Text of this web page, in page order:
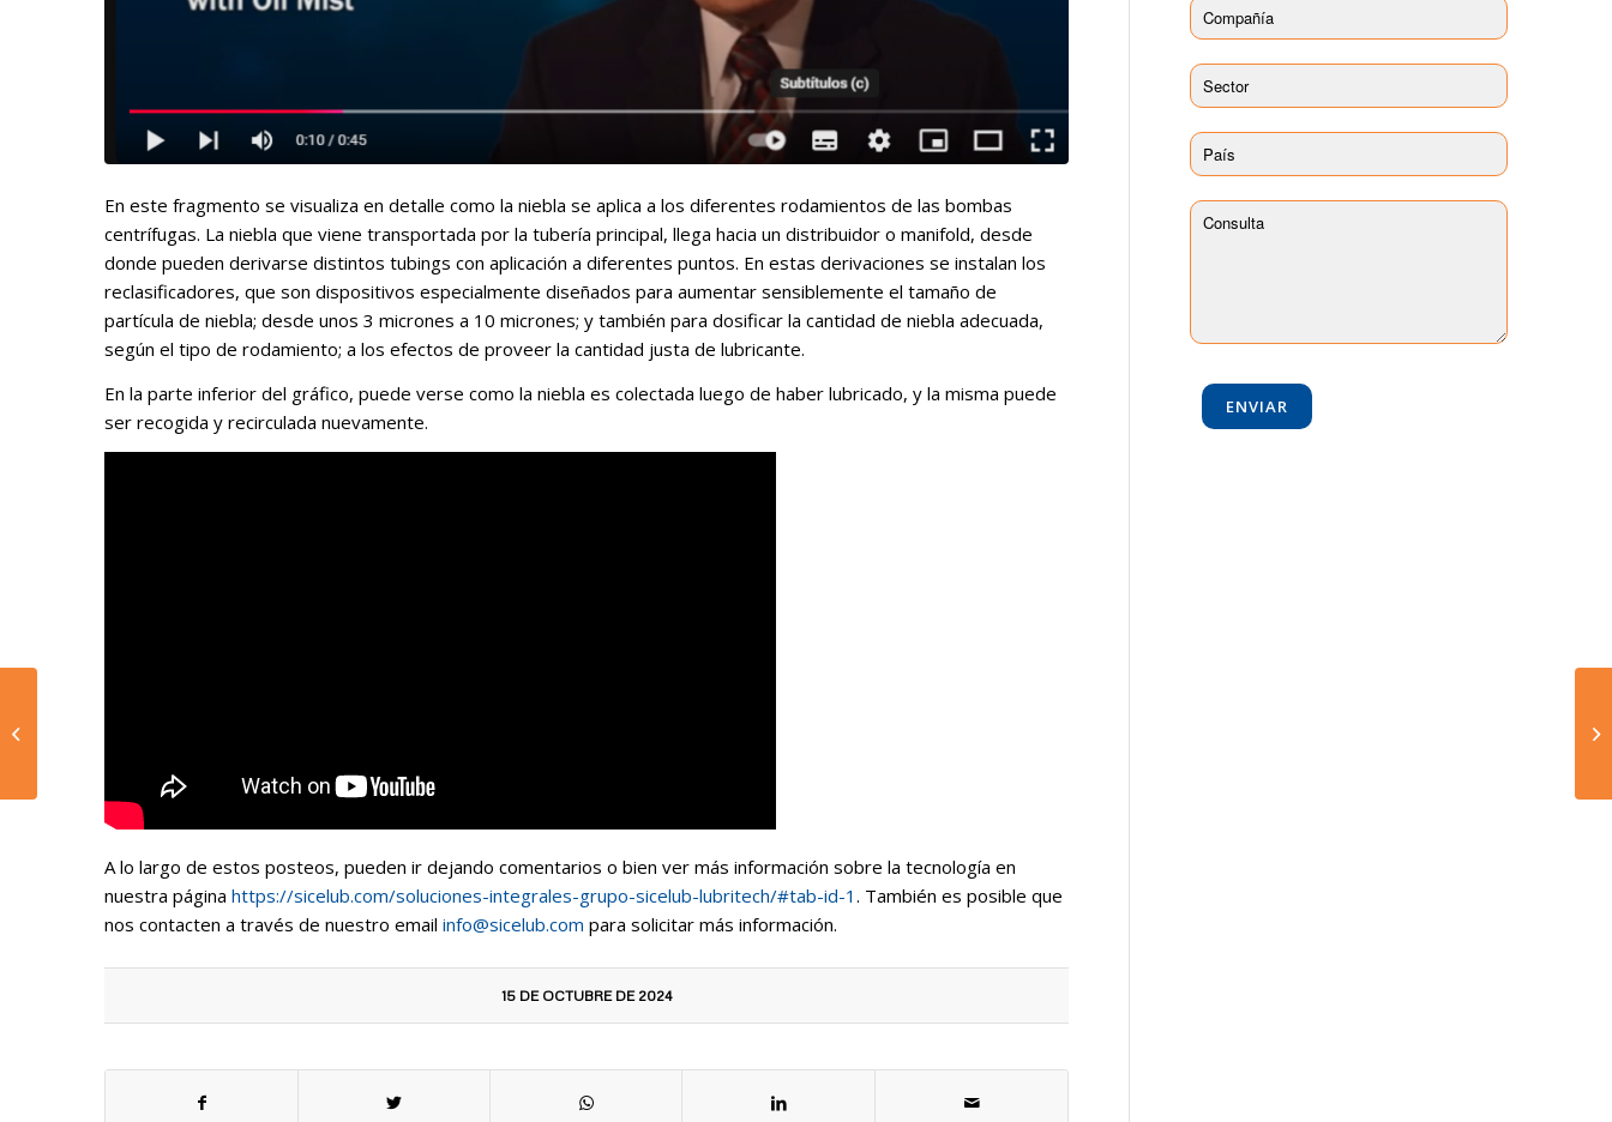
En este fragmento se visualiza en detalle como la niebla se aplica a los diferentes rodamientos de las bombas
centrífugas. La niebla que viene transportada por la tubería principal, llega hacia un distribuidor o manifold, desde
donde pueden derivarse distintos tubings con aplicación a diferentes puntos. En estas derivaciones se instalan los
reclasificadores, que son dispositivos especialmente diseñados para aumentar sensiblemente el tamaño de
partícula de niebla; desde unos 3 micrones a 10 micrones; y también para dosificar la cantidad de niebla adecuada,
según el tipo de rodamiento; a los efectos de proveer la cantidad justa de lubricante.
En la parte inferior del gráfico, puede verse como la niebla es colectada luego de haber lubricado, y la misma puede
ser recogida y recirculada nuevamente.
A lo largo de estos posteos, pueden ir dejando comentarios o bien ver más información sobre la tecnología en
nuestra página https://sicelub.com/soluciones-integrales-grupo-sicelub-lubritech/#tab-id-1 . También es posible que
nos contacten a través de nuestro email info@sicelub.com para solicitar más información.
15 DE OCTUBRE DE 2024